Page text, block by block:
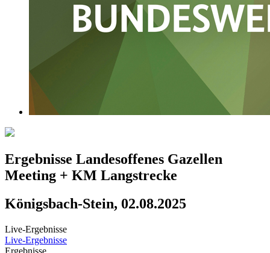
Ergebnisse Landesoffenes Gazellen
Meeting + KM Langstrecke
Königsbach-Stein, 02.08.2025
Live-Ergebnisse
Live-Ergebnisse
Ergebnisse